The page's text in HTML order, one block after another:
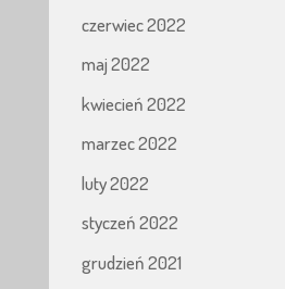
czerwiec 2022
maj 2022
kwiecień 2022
marzec 2022
luty 2022
styczeń 2022
grudzień 2021